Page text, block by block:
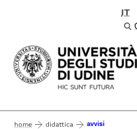
Passa al IT
home didattica avvisi